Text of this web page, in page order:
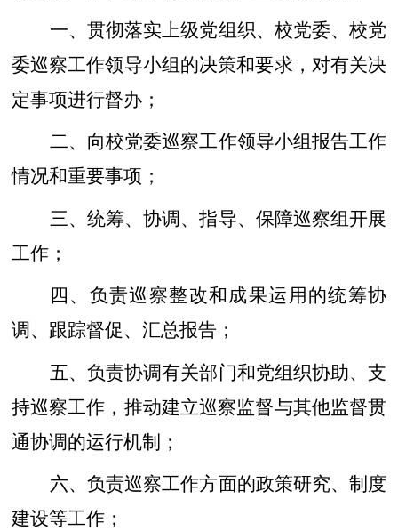
一、贯彻落实上级党组织、校党委、校党
委巡察工作领导小组的决策和要求，对有关决
定事项进行督办；
二、向校党委巡察工作领导小组报告工作
情况和重要事项；
三、统筹、协调、指导、保障巡察组开展
工作；
四、负责巡察整改和成果运用的统筹协
调、跟踪督促、汇总报告；
五、负责协调有关部门和党组织协助、支
持巡察工作，推动建立巡察监督与其他监督贯
通协调的运行机制；
六、负责巡察工作方面的政策研究、制度
建设等工作；